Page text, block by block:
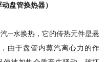
盘管换热器）
—水换热，它的传热元件是悬
由于盘管内蒸汽离心力的作